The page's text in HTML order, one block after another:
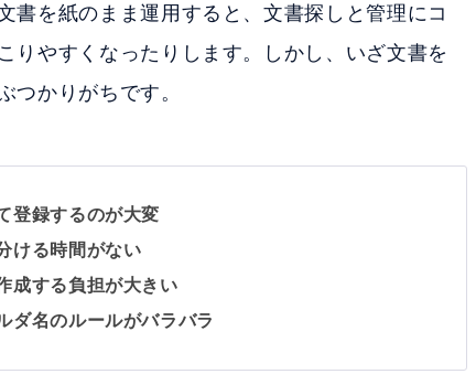
書を紙のまま運用すると、文書探しと管理にコ
りやすくなったりします。しかし、いざ文書を
つかりがちです。
登録するのが大変
ける時間がない
成する負担が大きい
ダ名のルールがバラバラ